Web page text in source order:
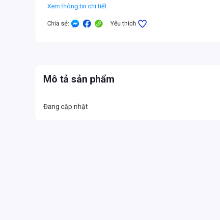
Xem thông tin chi tiết
Chia sẻ: Yêu thích
Mô tả sản phẩm
Đang cập nhật